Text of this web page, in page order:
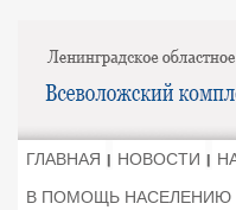
ГЛАВНАЯ НОВОСТИ
В ПОМОЩЬ НАСЕЛЕНИЮ